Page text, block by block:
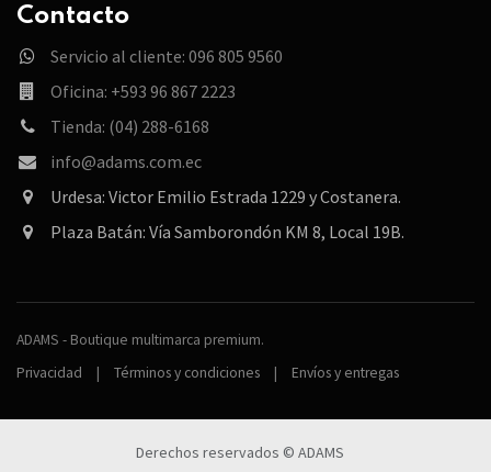
Contacto
Servicio al cliente: 096 805 9560
Oficina: +593 96 867 2223
Tienda: (04) 288-6168
info@adams.com.ec
Urdesa: Victor Emilio Estrada 1229 y Costanera.
Plaza Batán: Vía Samborondón KM 8, Local 19B.
ADAMS - Boutique multimarca premium.
Privacidad
| Términos y condiciones | Envíos y entregas
Derechos reservados © ADAMS